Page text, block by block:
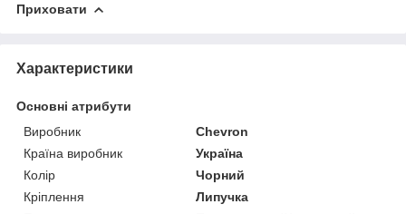
Приховати
Характеристики
Основні атрибути
Виробник
Chevron
Країна виробник
Україна
Колір
Чорний
Кріплення
Липучка